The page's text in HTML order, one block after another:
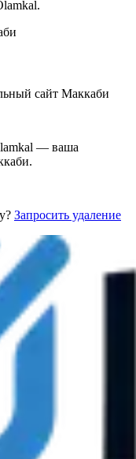
сайт Маккаби
— ваша
Запросить удаление